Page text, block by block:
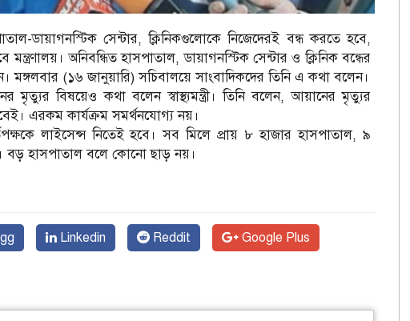
ডায়াগনস্টিক সেন্টার, ক্লিনিকগুলোকে নিজেদেরই বন্ধ করতে হবে,
মন্ত্রণালয়। অনিবন্ধিত হাসপাতাল, ডায়াগনস্টিক সেন্টার ও ক্লিনিক বন্ধের
সেন। মঙ্গলবার (১৬ জানুয়ারি) সচিবালয়ে সাংবাদিকদের তিনি এ কথা বলেন।
বিষয়েও কথা বলেন স্বাস্থ্যমন্ত্রী। তিনি বলেন, আয়ানের মৃত্যুর
এরকম কার্যক্রম সমর্থনযোগ্য নয়।
লাইসেন্স নিতেই হবে। সব মিলে প্রায় ৮ হাজার হাসপাতাল, ৯
বড় হাসপাতাল বলে কোনো ছাড় নয়।
Linkedin Reddit Google Plus